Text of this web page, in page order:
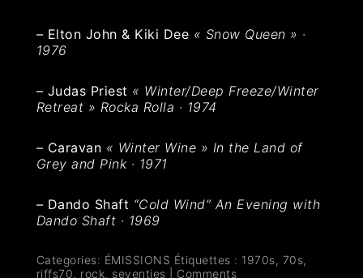
– Elton John & Kiki Dee « Snow Queen » ·
1976
– Judas Priest « Winter/Deep Freeze/Winter
Retreat » Rocka Rolla · 1974
– Caravan « Winter Wine » In the Land of
Grey and Pink · 1971
– Dando Shaft “Cold Wind” An Evening with
Dando Shaft · 1969
Categories: ÉMISSIONS Étiquettes : 1970s, 70s,
riffs70, rock, seventies Comments